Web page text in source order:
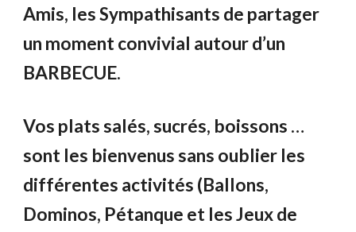
Amis, les Sympathisants de partager
un moment convivial autour d’un
BARBECUE.
Vos plats salés, sucrés, boissons …
sont les bienvenus sans oublier les
différentes activités (Ballons,
Dominos, Pétanque et les Jeux de